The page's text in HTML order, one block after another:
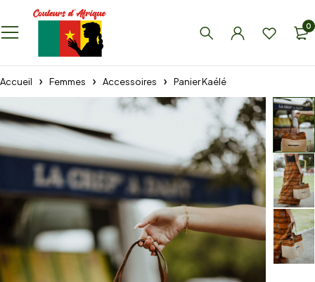
0
Accueil Femmes Accessoires Panier Kaélé